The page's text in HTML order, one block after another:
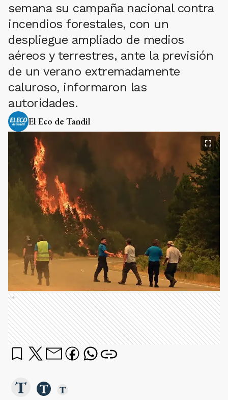
semana su campaña nacional contra
incendios forestales, con un
despliegue ampliado de medios
aéreos y terrestres, ante la previsión
de un verano extremadamente
caluroso, informaron las
autoridades.
El Eco de Tandil
Ads